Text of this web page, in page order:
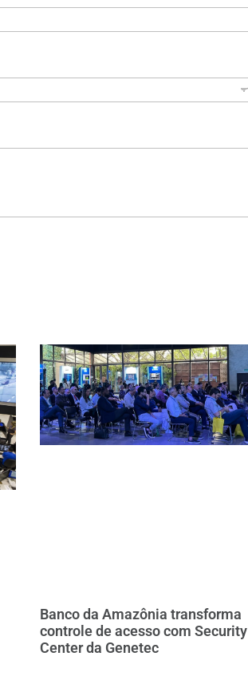
Banco da Amazônia transforma
controle de acesso com Security
Center da Genetec